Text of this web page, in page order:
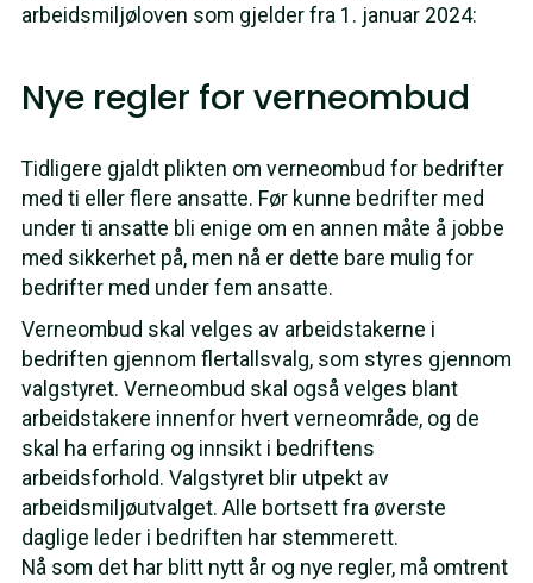
arbeidsmiljøloven som gjelder fra 1. januar 2024:
Nye regler for verneombud
Tidligere gjaldt plikten om verneombud for bedrifter
med ti eller flere ansatte. Før kunne bedrifter med
under ti ansatte bli enige om en annen måte å jobbe
med sikkerhet på, men nå er dette bare mulig for
bedrifter med under fem ansatte.
Verneombud skal velges av arbeidstakerne i
bedriften gjennom flertallsvalg, som styres gjennom
valgstyret. Verneombud skal også velges blant
arbeidstakere innenfor hvert verneområde, og de
skal ha erfaring og innsikt i bedriftens
arbeidsforhold. Valgstyret blir utpekt av
arbeidsmiljøutvalget. Alle bortsett fra øverste
daglige leder i bedriften har stemmerett.
Nå som det har blitt nytt år og nye regler, må omtrent